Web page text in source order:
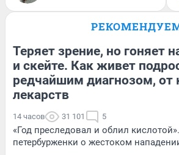
Теряет зрение, но гоняет
и скейте. Как живет
редчайшим диагнозом, от
лекарств
14 часов 31 101 5
«Год преследовал и облил
петербурженки о жестоком